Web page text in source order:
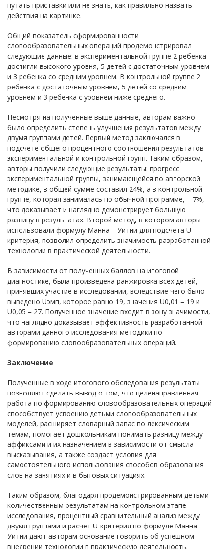
путать приставки или не знать, как правильно назвать
действия на картинке.
Общий показатель сформированности
словообразовательных операций продемонстрировал
следующие данные: в экспериментальной группе 2 ребенка
достигли высокого уровня, 5 детей с достаточным уровнем
и 3 ребенка со средним уровнем. В контрольной группе 2
ребенка с достаточным уровнем, 5 детей со средним
уровнем и 3 ребенка с уровнем ниже среднего.
Несмотря на полученные выше данные, авторам важно
было определить степень улучшения результатов между
двумя группами детей. Первый метод заключался в
подсчете общего процентного соотношения результатов
экспериментальной и контрольной групп. Таким образом,
авторы получили следующие результаты: прогресс
экспериментальной группы, занимающейся по авторской
методике, в общей сумме составил 24%, а в контрольной
группе, которая занималась по обычной программе, – 7%,
что доказывает и наглядно демонстрирует большую
разницу в результатах. Второй метод, в котором авторы
использовали формулу Манна – Уитни для подсчета U-
критерия, позволил определить значимость разработанной
технологии в практической деятельности.
В зависимости от полученных баллов на итоговой
диагностике, была произведена ранжировка всех детей,
принявших участие в исследовании, вследствие чего было
выведено Uэмп, которое равно 19, значения U0,01 = 19 и
U0,05 = 27. Полученное значение входит в зону значимости,
что наглядно доказывает эффективность разработанной
авторами данного исследования методики по
формированию словообразовательных операций.
Заключение
Полученные в ходе итогового обследования результаты
позволяют сделать вывод о том, что целенаправленная
работа по формированию словообразовательных операций
способствует усвоению детьми словообразовательных
моделей, расширяет словарный запас по лексическим
темам, помогает дошкольникам понимать разницу между
аффиксами и их назначением в зависимости от смысла
высказывания, а также создает условия для
самостоятельного использования способов образования
слов на занятиях и в бытовых ситуациях.
Таким образом, благодаря продемонстрированным детьми
количественным результатам на контрольном этапе
исследования, процентный сравнительный анализ между
двумя группами и расчет U-критерия по формуле Манна –
Уитни дают авторам основание говорить об успешном
внедрении технологии в практическую деятельность.